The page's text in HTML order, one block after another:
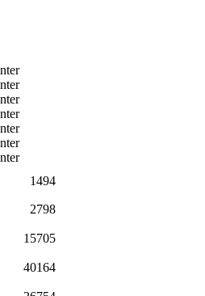
1494
2798
15705
40164